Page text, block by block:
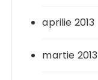
aprilie 2013
martie 2013